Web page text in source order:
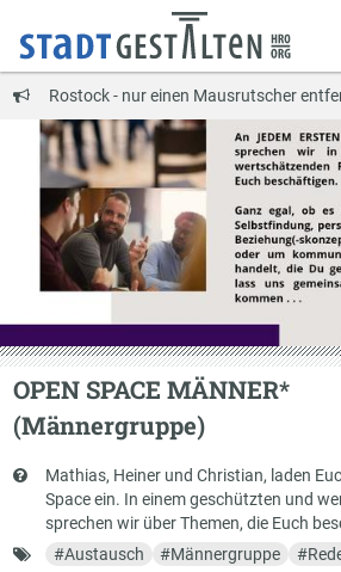
Rostock - nur einen Mausrutscher
OPEN SPACE MÄNNER*
(Männergruppe)
Kurzbeschreibung
Mathias, Heiner und Christian, laden
Space ein. In einem geschützten und
sprechen wir über Themen, die Euch
Schlagworte
#Austausch #Männergruppe #